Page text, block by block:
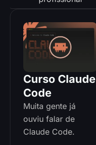
Curso Claude
Code
Muita gente já
ouviu falar de
Claude Code.